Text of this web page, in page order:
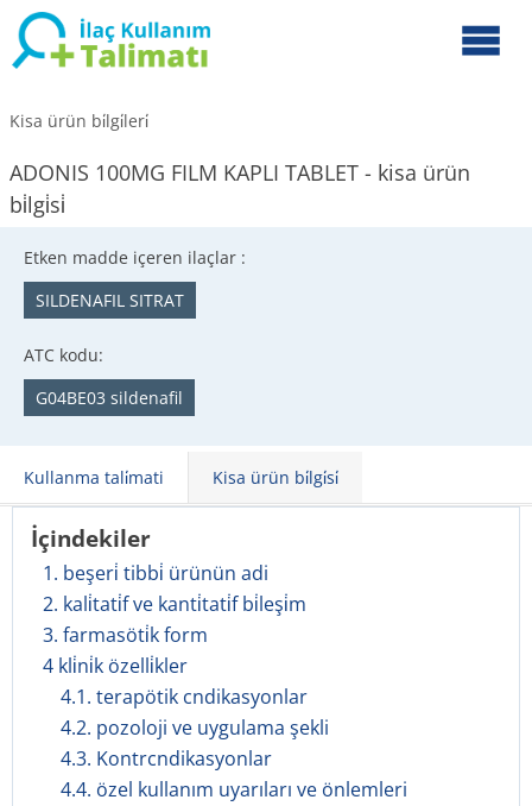
Kisa ürün bi̇lgi̇leri̇
ADONIS 100MG FILM KAPLI TABLET - kisa ürün
bi̇lgi̇si̇
Etken madde içeren ilaçlar :
SILDENAFIL SITRAT
ATC kodu:
G04BE03 sildenafil
Kullanma tali̇mati Kisa ürün bi̇lgi̇si̇
İçindekiler
1. beşeri̇ tibbi̇ ürünün adi
2. kali̇tati̇f ve kanti̇tati̇f bi̇leşi̇m
3. farmasöti̇k form
4 kli̇ni̇k özelli̇kler
4.1. terapötik cndikasyonlar
4.2. pozoloji ve uygulama şekli
4.3. Kontrcndikasyonlar
4.4. özel kullanım uyarıları ve önlemleri